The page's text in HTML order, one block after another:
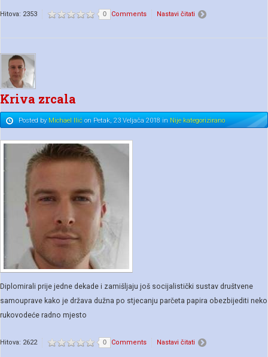
Comments Nastavi čitati
Hitova: 2353 0
Kriva zrcala
Posted by Michael Ilić on Petak, 23 Veljača 2018 in Nije kategorizirano
Diplomirali prije jedne dekade i zamišljaju još socijalistički sustav društvene
samouprave kako je država dužna po stjecanju parčeta papira obezbijediti neko
rukovodeće radno mjesto
Comments Nastavi čitati
Hitova: 2622 0